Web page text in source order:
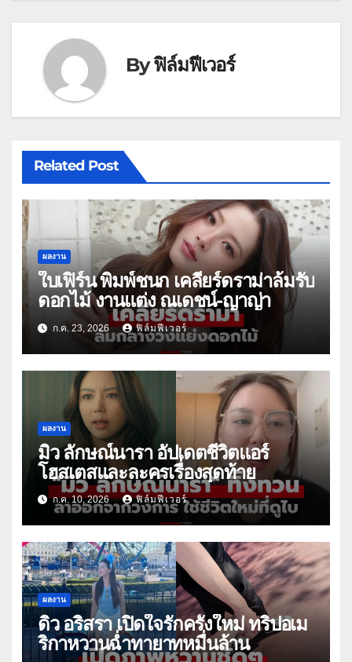
Byฟิล์มฟีเวอร์
Related Post
ผลงาน
ใบเฟิร์น พิมพ์ชนก เคลียร์ดราม่าล้มรับ
ดอกไม้ งานแต่ง ณเดชน์-ญาญ่า
ก.ค. 23, 2026 ฟิล์มฟีเวอร์
ผลงาน
มิว ลักษณ์นารา อัปเดตชีวิตแอร์
โฮสเตสและละครเรื่องสุดท้าย
ก.ค. 10, 2026 ฟิล์มฟีเวอร์
ผลงาน
ดิว อริสรา เปิดใจรักครั้งใหม่ ทริปอเม
ริกาหวานฉ่ำทายาทหมื่นล้าน